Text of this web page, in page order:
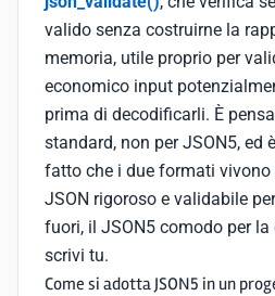
valido senza costruirne la
memoria, utile proprio per
economico input
prima di decodificarli. È
standard, non per JSON5, ed
fatto che i due formati
JSON rigoroso e validabile
fuori, il JSON5 comodo per
scrivi tu.
Come si adotta JSON5 in un